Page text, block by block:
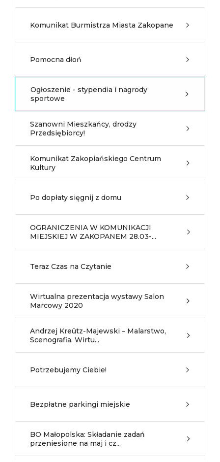
Komunikat Burmistrza Miasta Zakopane
Pomocna dłoń
Ogłoszenie - stypendia i nagrody
sportowe
Szanowni Mieszkańcy, drodzy
Przedsiębiorcy!
Komunikat Zakopiańskiego Centrum
Kultury
Po dopłaty sięgnij z domu
OGRANICZENIA W KOMUNIKACJI
MIEJSKIEJ W ZAKOPANEM 28.03-...
Teraz Czas na Czytanie
Wirtualna prezentacja wystawy Salon
Marcowy 2020
Andrzej Kreütz-Majewski – Malarstwo,
Scenografia. Wirtu...
Potrzebujemy Ciebie!
Bezpłatne parkingi miejskie
BO Małopolska: Składanie zadań
przeniesione na maj i cz...